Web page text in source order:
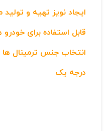
ایجاد نویز تهیه و
قابل استفاده برای
انتخاب جنس ترمینال ها
درجه یک